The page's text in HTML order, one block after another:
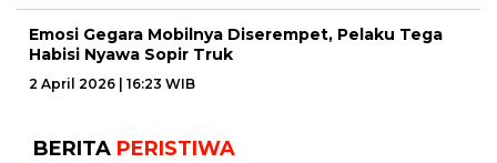
Emosi Gegara Mobilnya Diserempet, Pelaku Tega
Habisi Nyawa Sopir Truk
2 April 2026 | 16:23 WIB
BERITA PERISTIWA